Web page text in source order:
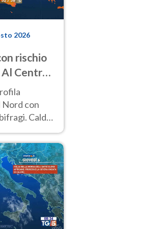
2026
rischio
Centro-
Nord con
Caldo